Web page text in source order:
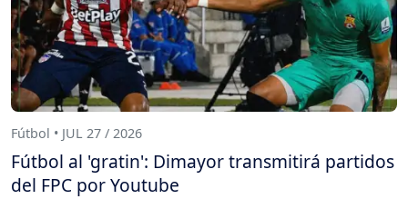
Fútbol • JUL 27 / 2026
Fútbol al 'gratin': Dimayor transmitirá partidos
del FPC por Youtube